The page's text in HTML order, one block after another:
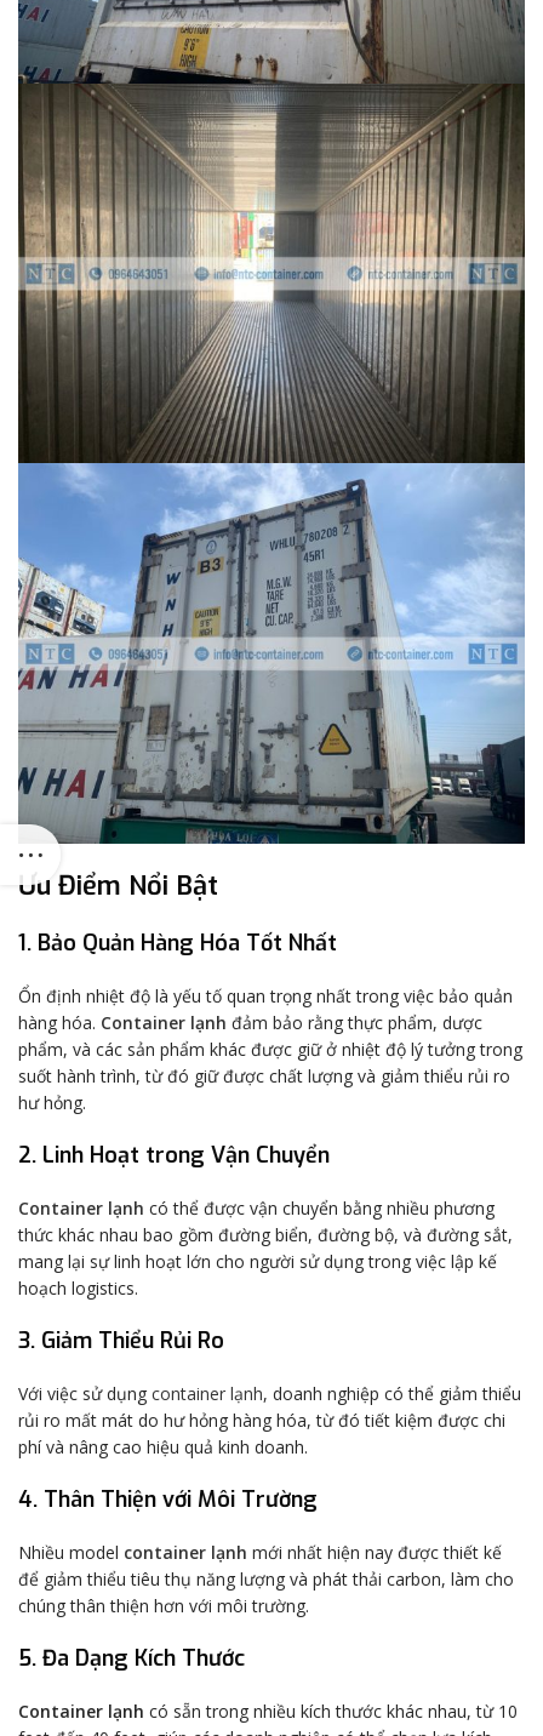
Ưu Điểm Nổi Bật
1. Bảo Quản Hàng Hóa Tốt Nhất
Ổn định nhiệt độ là yếu tố quan trọng nhất trong việc bảo quản
hàng hóa. Container lạnh đảm bảo rằng thực phẩm, dược
phẩm, và các sản phẩm khác được giữ ở nhiệt độ lý tưởng trong
suốt hành trình, từ đó giữ được chất lượng và giảm thiểu rủi ro
hư hỏng.
2. Linh Hoạt trong Vận Chuyển
Container lạnh có thể được vận chuyển bằng nhiều phương
thức khác nhau bao gồm đường biển, đường bộ, và đường sắt,
mang lại sự linh hoạt lớn cho người sử dụng trong việc lập kế
hoạch logistics.
3. Giảm Thiểu Rủi Ro
Với việc sử dụng container lạnh, doanh nghiệp có thể giảm thiểu
rủi ro mất mát do hư hỏng hàng hóa, từ đó tiết kiệm được chi
phí và nâng cao hiệu quả kinh doanh.
4. Thân Thiện với Môi Trường
Nhiều model container lạnh mới nhất hiện nay được thiết kế
để giảm thiểu tiêu thụ năng lượng và phát thải carbon, làm cho
chúng thân thiện hơn với môi trường.
5. Đa Dạng Kích Thước
Container lạnh có sẵn trong nhiều kích thước khác nhau, từ 10